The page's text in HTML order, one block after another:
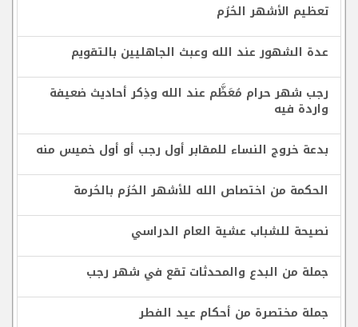
تعظيم الأشهر الحُرُم
عدة الشهور عند الله وعبث الجاهليين بالتقويم
رجب شهر حرام مُعَظَّم عند الله وذِكر أحاديث ضعيفة
واردة فيه
بدعة خروج النساء للمقابر أول رجب أو أول خميس منه
الحكمة من اختصاص الله للأشهر الحُرُم بالحُرمة
نصيحة للشباب عشية العام الدراسي
جملة من البدع والمحدثات تقع في شهر رجب
جملة مختصرة من أحكام عيد الفطر